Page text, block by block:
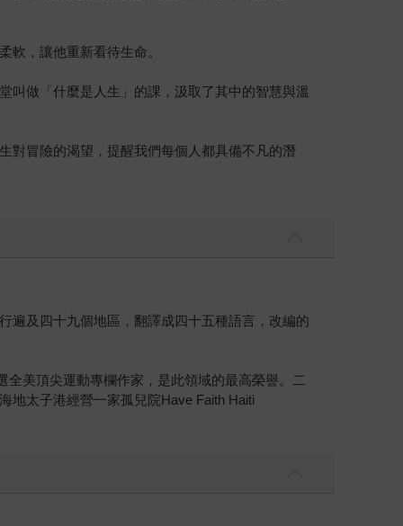
軟，讓他重新看待生命。
叫做「什麼是人生」的課，汲取了其中的智慧與溫
對冒險的渴望，提醒我們每個人都具備不凡的潛
遍及四十九個地區，翻譯成四十五種語言，改編的
美頂尖運動專欄作家，是此領域的最高榮譽。二
地太子港經營一家孤兒院Have Faith Haiti